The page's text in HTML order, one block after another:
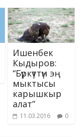
Ишенбек
Кыдыров:
“Бүркүттүн эң
мыктысы
карышкыр
алат”
11.03.2016 0